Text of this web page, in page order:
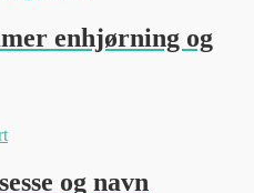
enhjørning og
og navn